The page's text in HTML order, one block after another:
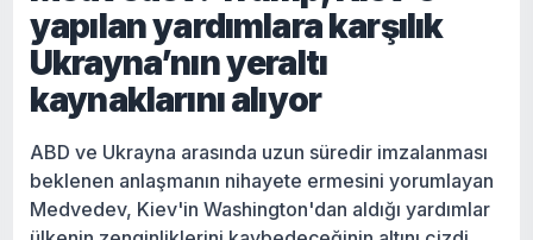
yapılan yardımlara karşılık
Ukrayna’nın yeraltı
kaynaklarını alıyor
ABD ve Ukrayna arasında uzun süredir imzalanması
beklenen anlaşmanın nihayete ermesini yorumlayan
Medvedev, Kiev'in Washington'dan aldığı yardımlar